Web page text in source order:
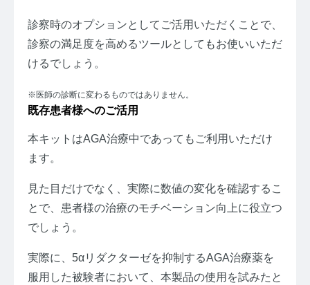
診察時のオプションとしてご活用いただくことで、
診察の満足度を高めるツールとしてもお使いいただ
けるでしょう。
※医師の診断に変わるものではありません。
既存患者様へのご活用
本キットはAGA治療中であってもご利用いただけ
ます。
見た目だけでなく、実際に数値の変化を確認するこ
とで、患者様の治療のモチベーション向上に役立つ
でしょう。
実際に、5αリダクターゼを抑制するAGA治療薬を
服用した被験者において、本製品の使用を試みたと